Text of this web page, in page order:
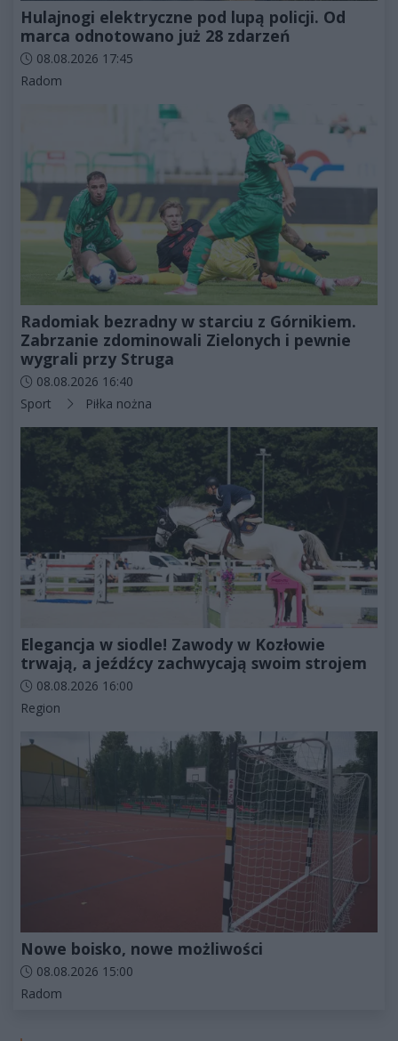
Hulajnogi elektryczne pod lupą policji. Od
marca odnotowano już 28 zdarzeń
Data dodania artykułu:
08.08.2026 17:45
Kategorie artykułu:
Radom
Radomiak bezradny w starciu z Górnikiem.
Zabrzanie zdominowali Zielonych i pewnie
wygrali przy Struga
Data dodania artykułu:
08.08.2026 16:40
Kategorie artykułu:
Sport Piłka nożna
Elegancja w siodle! Zawody w Kozłowie
trwają, a jeźdźcy zachwycają swoim strojem
Data dodania artykułu:
08.08.2026 16:00
Kategorie artykułu:
Region
Nowe boisko, nowe możliwości
Data dodania artykułu:
08.08.2026 15:00
Kategorie artykułu:
Radom